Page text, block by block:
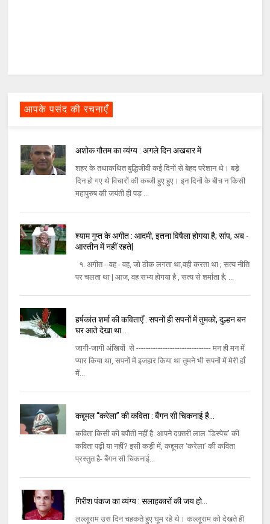
आपके पसंद की रचनाएँ
अशोक गौतम का व्‍यंग्‍य : अगले दिन अखबार में
शहर के तथाकथित बुद्धिजीवी कई दिनों से बेहद परेशान थे। बड़े
दिन हो गए थे विचारों की कब्‍जी हुए हुए। इन दिनों के बीच न किसी
महापुरुष की जयंती ही पड़ ...
श्याम गुप्त के अगीत : आदमी, इतना विषैला होगया है; सांप, अब -
आस्तीन में नहीं रहते|
१. अगीत --वह - वह, जो ठीक लगता था,वही करता था ; सत्य नीति
पर चलता था | आज, वह सभ्य होगया है , सत्य से शर्माता है; ...
हर्षकांत शर्मा की कविताएँ : सपनों ही सपनों में तुमको, दुल्हन बन
घर आते देखा था…
जागी-जागी अंखियों से ------------------------------- मन ही मन में
प्यार किया था, सपनों में इजहार किया था तुमने भी सपनों में मेरी हाँ
में...
कद्दूमल “करेला” की कविता : बैंगन सी चिकनाई है…
कविता किसी की बपौती नहीं है. आपने दफ़्तरी लाल ‘डिस्पेच’ की
कविता पढ़ी या नहीं? इसी कड़ी में, कद्दूमल ‘करेला’ की कविता
प्रस्तुत है- बैंगन सी चिकनाई...
गिरीश पंकज का व्यंग्य : सलाहकारों की जय हो…
लल्लूराम उस दिन चहकते हुए घूम रहे थे। कल्लूराम को देखते ही